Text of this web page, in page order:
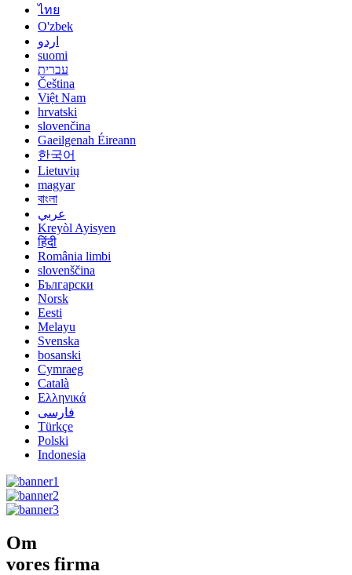
ไทย
O'zbek
اردو
suomi
עברית
Čeština
Việt Nam
hrvatski
slovenčina
Gaeilgenah Éireann
한국어
Lietuvių
magyar
বাংলা
عربي
Kreyòl Ayisyen
हिंदी
România limbi
slovenščina
Български
Norsk
Eesti
Melayu
Svenska
bosanski
Cymraeg
Català
Ελληνικά
فارسی
Türkçe
Polski
Indonesia
Om
vores firma